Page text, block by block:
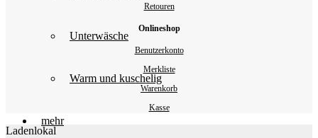
Unterwäsche
Warm und kuschelig
mehr
Retouren
Onlineshop
Benutzerkonto
Merkliste
Warenkorb
Kasse
Ladenlokal